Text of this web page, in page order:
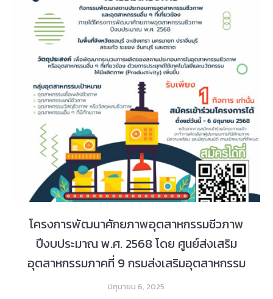
โครงการพัฒนาศักยภาพอุตสาหกรรมชีวภาพ
ปีงบประมาณ พ.ศ. 2568 โดย ศูนย์ส่งเสริม
อุตสาหกรรมภาคที่ 9 กรมส่งเสริมอุตสาหกรรม
มิถุนายน 6, 2025